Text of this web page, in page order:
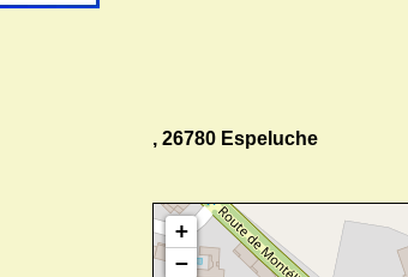
, 26780 Espeluche
+
−